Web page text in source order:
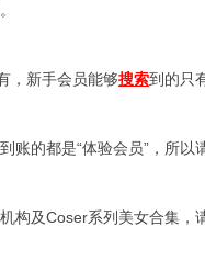
，新手会员能够搜索到的只
的都是“体验会员”，所以
构及Coser系列美女合集，